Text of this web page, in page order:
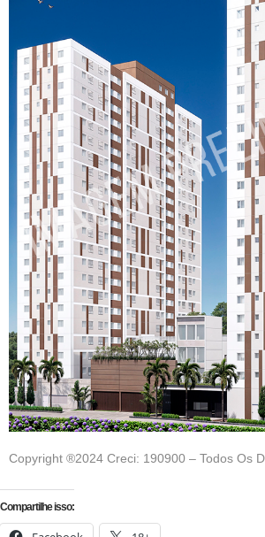
Copyright ®2024 Creci: 190900 – Todos Os
Compartilhe isso: